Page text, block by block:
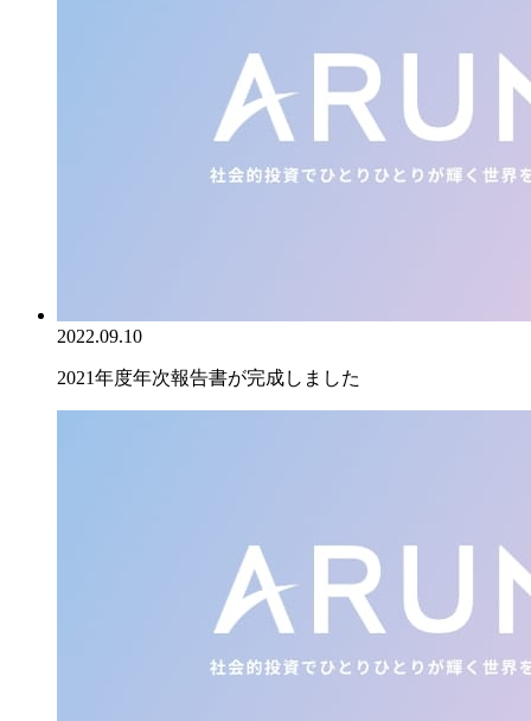
2022.09.10
2021年度年次報告書が完成しました